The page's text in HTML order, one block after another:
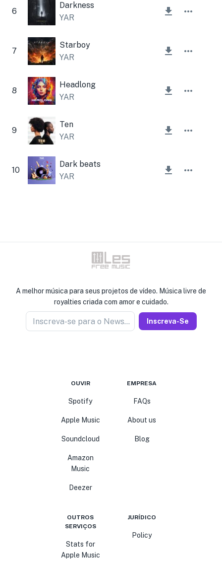
6
Darkness
YAR
7
Starboy
YAR
8
Headlong
YAR
9
Ten
YAR
10
Dark beats
YAR
A melhor música para seus projetos de vídeo. Música livre de
royalties criada com amor e cuidado.
Inscreva-se para o Newseller Inscreva-Se
OUVIR
Spotify
Apple Music
Soundcloud
Amazon
Music
Deezer
EMPRESA
FAQs
About us
Blog
OUTROS
SERVIÇOS
Stats for
Apple Music
JURÍDICO
Policy